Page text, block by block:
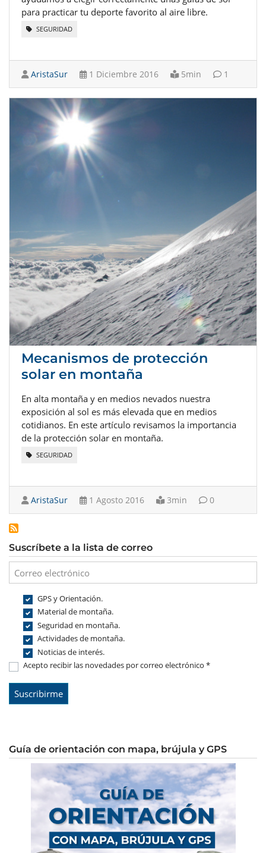
para practicar tu deporte favorito al aire libre.
SEGURIDAD
AristaSur 1 Diciembre 2016 5min 1
Mecanismos de protección
solar en montaña
En alta montaña y en medios nevados nuestra
exposición al sol es más elevada que en medios
cotidianos. En este artículo revisamos la importancia
de la protección solar en montaña.
SEGURIDAD
AristaSur 1 Agosto 2016 3min 0
Suscríbete a la lista de correo
GPS y Orientación.
Material de montaña.
Seguridad en montaña.
Actividades de montaña.
Noticias de interés.
Acepto recibir las novedades por correo electrónico *
Guía de orientación con mapa, brújula y GPS